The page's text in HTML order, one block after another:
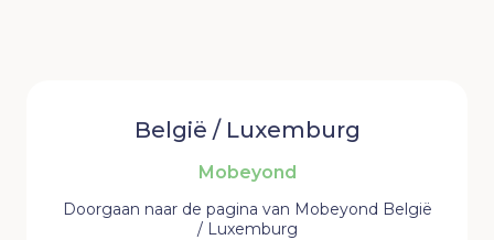
België / Luxemburg
Mobeyond
Doorgaan naar de pagina van Mobeyond België
/ Luxemburg